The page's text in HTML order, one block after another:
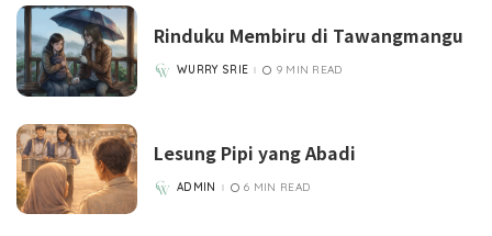
Rinduku Membiru di Tawangmangu
POSTED
WURRY SRIE 9 MIN READ
Lesung Pipi yang Abadi
POSTED
ADMIN 6 MIN READ